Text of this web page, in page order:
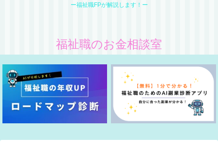
ー福祉職FPが解説します！ー
福祉職のお金相談室